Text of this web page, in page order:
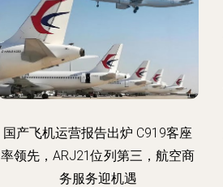
国产飞机运营报告出炉 C919客座
率领先，ARJ21位列第三，航空商
务服务迎机遇